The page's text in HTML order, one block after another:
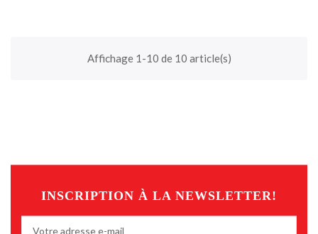
Affichage 1-10 de 10 article(s)
INSCRIPTION À LA NEWSLETTER!